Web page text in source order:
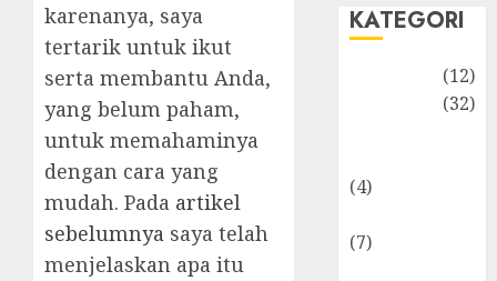
karenanya, saya
tertarik untuk ikut
serta membantu Anda,
yang belum paham,
untuk memahaminya
dengan cara yang
mudah. Pada artikel
sebelumnya saya telah
menjelaskan apa itu
KATEGORI
(12)
(32)
(4)
(7)